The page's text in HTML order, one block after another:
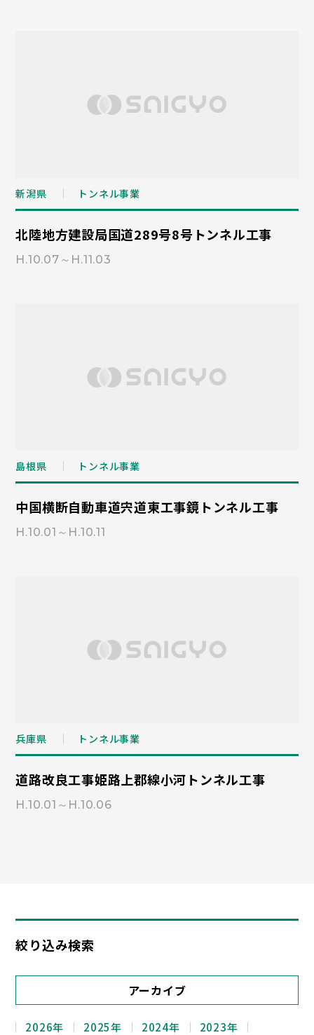
新潟県 トンネル事業
北陸地方建設局国道289号8号トンネル工事
H.10.07～H.11.03
島根県 トンネル事業
中国横断自動車道宍道東工事鏡トンネル工事
H.10.01～H.10.11
兵庫県 トンネル事業
道路改良工事姫路上郡線小河トンネル工事
H.10.01～H.10.06
絞り込み検索
アーカイブ
2026年 2025年 2024年
2023年